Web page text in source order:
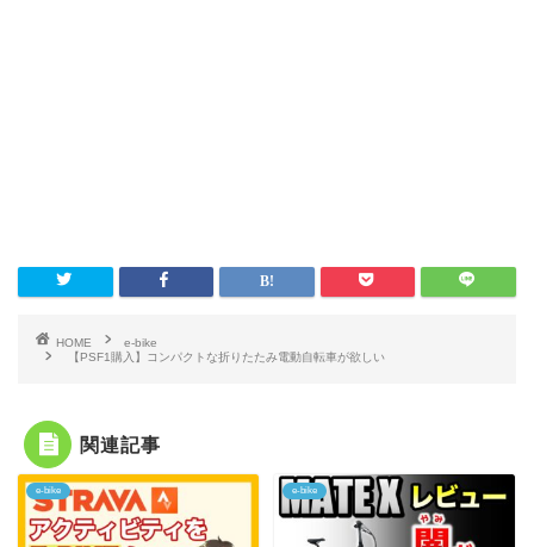
HOME
e-bike
【PSF1購入】コンパクトな折りたたみ電動自転車が欲しい
関連記事
e-bike e-bike